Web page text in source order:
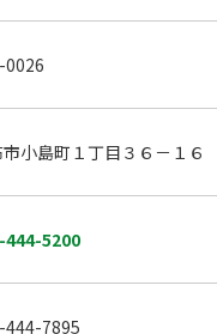
0026
小島町１丁目３６－１６
444-5200
444-7895